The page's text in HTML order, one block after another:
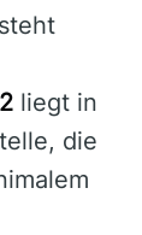
liegt in
die